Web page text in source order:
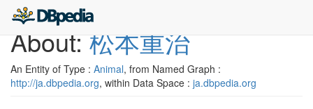
About:松本重治
An Entity of Type : Animal, from Named Graph :
http://ja.dbpedia.org, within Data Space : ja.dbpedia.org